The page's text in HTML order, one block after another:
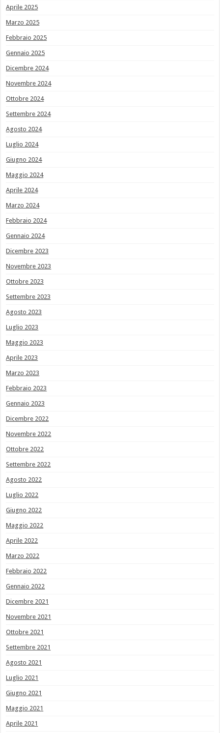
Aprile 2025
Marzo 2025
Febbraio 2025
Gennaio 2025
Dicembre 2024
Novembre 2024
Ottobre 2024
Settembre 2024
Agosto 2024
Luglio 2024
Giugno 2024
Maggio 2024
Aprile 2024
Marzo 2024
Febbraio 2024
Gennaio 2024
Dicembre 2023
Novembre 2023
Ottobre 2023
Settembre 2023
Agosto 2023
Luglio 2023
Maggio 2023
Aprile 2023
Marzo 2023
Febbraio 2023
Gennaio 2023
Dicembre 2022
Novembre 2022
Ottobre 2022
Settembre 2022
Agosto 2022
Luglio 2022
Giugno 2022
Maggio 2022
Aprile 2022
Marzo 2022
Febbraio 2022
Gennaio 2022
Dicembre 2021
Novembre 2021
Ottobre 2021
Settembre 2021
Agosto 2021
Luglio 2021
Giugno 2021
Maggio 2021
Aprile 2021